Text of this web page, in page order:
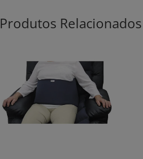
Produtos Relacionados